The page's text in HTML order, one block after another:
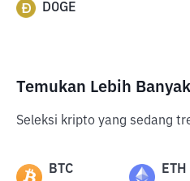
DOGE
Temukan Lebih
Seleksi kripto yang sedang
BTC ETH